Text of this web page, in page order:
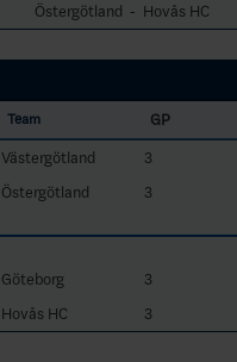
Östergötland - Hovås HC
Team GP
Västergötland 3
Östergötland 3
Göteborg 3
Hovås HC 3